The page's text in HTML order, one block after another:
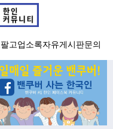
고업소록자유게시판문의